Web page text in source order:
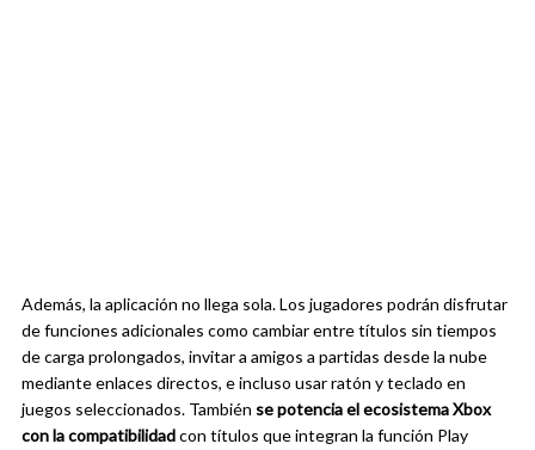
Además, la aplicación no llega sola. Los jugadores podrán disfrutar
de funciones adicionales como cambiar entre títulos sin tiempos
de carga prolongados, invitar a amigos a partidas desde la nube
mediante enlaces directos, e incluso usar ratón y teclado en
juegos seleccionados. También se potencia el ecosistema Xbox
con la compatibilidadcon títulos que integran la función Play